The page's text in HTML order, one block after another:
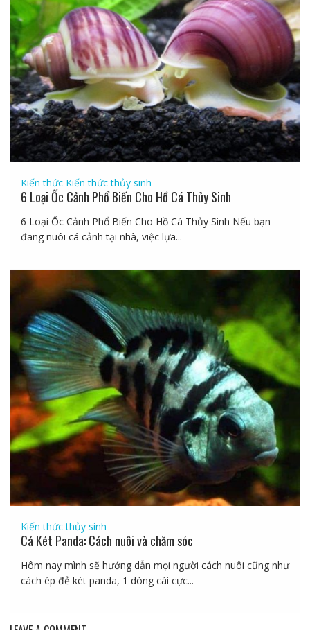
Kiến thức Kiến thức thủy sinh
6 Loại Ốc Cảnh Phổ Biến Cho Hồ Cá Thủy Sinh
6 Loại Ốc Cảnh Phổ Biến Cho Hồ Cá Thủy Sinh Nếu bạn
đang nuôi cá cảnh tại nhà, việc lựa...
Kiến thức thủy sinh
Cá Két Panda: Cách nuôi và chăm sóc
Hôm nay mình sẽ hướng dẫn mọi người cách nuôi cũng như
cách ép đẻ két panda, 1 dòng cái cực...